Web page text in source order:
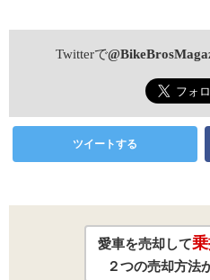
Twitterで
ツイートする
愛車を売却して
２つの売却方法